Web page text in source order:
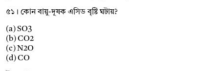
৫১। কোন বায়ু-দূষক এসিড বৃষ্টি ঘটায়?
(a) SO3
(b) CO2
(c) N2O
(d) CO